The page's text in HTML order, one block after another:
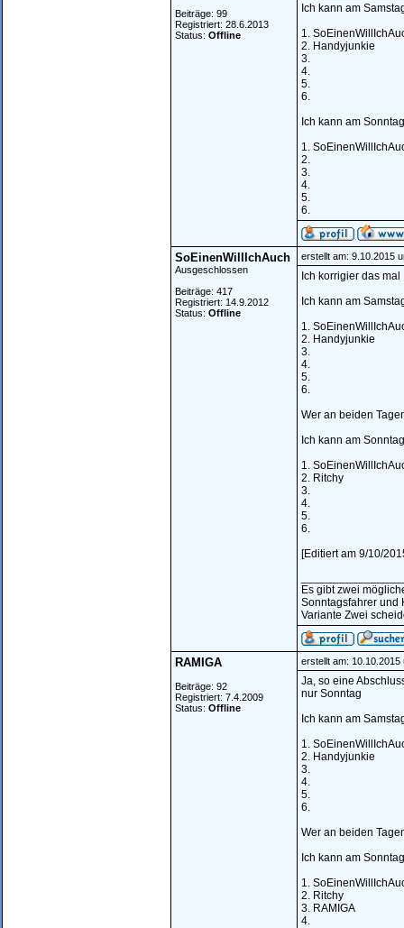
Beiträge: 99
Registriert: 28.6.2013
Status: Offline
Ich kann am
1.
2. Handyjunkie
3.
4.
5.
6.
Ich kann am
1.
2.
3.
4.
5.
6.
SoEinenWillIchAuch
Ausgeschlossen
Beiträge: 417
Registriert: 14.9.2012
Status: Offline
erstellt am: 9.10.2015
Ich korrigier das mal
Ich kann am
1.
2. Handyjunkie
3.
4.
5.
6.
Wer an beiden
Ich kann am
1.
2. Ritchy
3.
4.
5.
6.
[Editiert am 9/10/
Es gibt zwei
Sonntagsfahrer und
Variante Zwei
RAMIGA
Beiträge: 92
Registriert: 7.4.2009
Status: Offline
erstellt am: 10.10.2015
Ja, so eine
nur Sonntag
Ich kann am
1.
2. Handyjunkie
3.
4.
5.
6.
Wer an beiden
Ich kann am
1.
2. Ritchy
3. RAMIGA
4.